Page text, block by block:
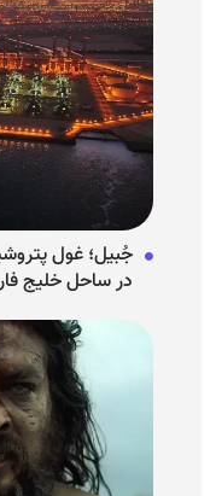
جُبیل؛ غول
در ساحل خلیج